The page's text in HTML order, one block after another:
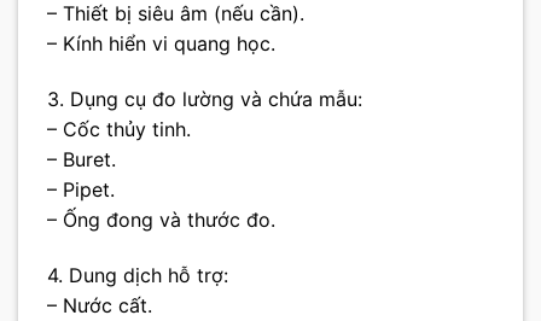
– Thiết bị siêu âm (nếu cần).
– Kính hiển vi quang học.
3. Dụng cụ đo lường và chứa mẫu:
– Cốc thủy tinh.
– Buret.
– Pipet.
– Ống đong và thước đo.
4. Dung dịch hỗ trợ:
– Nước cất.